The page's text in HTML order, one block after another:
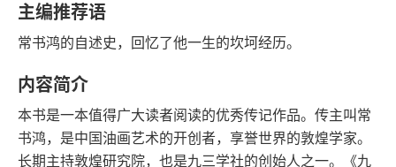
2011-01-01
发行日期
主编推荐语
常书鸿的自述史，回忆了他一生的坎坷经历。
内容简介
本书是一本值得广大读者阅读的优秀传记作品。传主叫常
书鸿，是中国油画艺术的开创者，享誉世界的敦煌学家。
长期主持敦煌研究院，也是九三学社的创始人之一。《九